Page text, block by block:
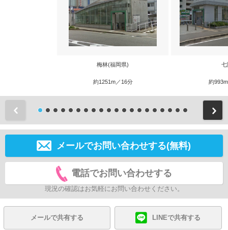
梅林(福岡県)
約1251m／16分
七
約
メールでお問い合わせする(無料)
電話でお問い合わせする
現況の確認はお気軽にお問い合わせください。
メールで共有する LINEで共有する